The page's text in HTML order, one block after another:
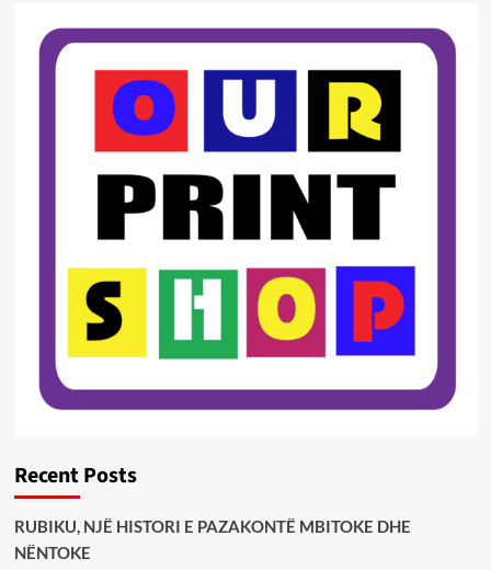
Recent Posts
RUBIKU, NJË HISTORI E PAZAKONTË MBITOKE DHE
NËNTOKE